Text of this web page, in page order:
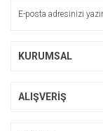
KURUMSAL
ALIŞVERİŞ